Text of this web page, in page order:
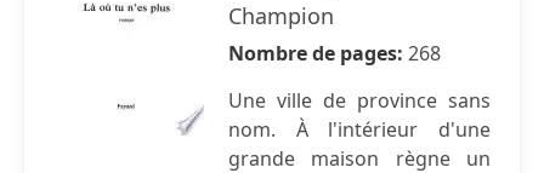
Champion
Nombre de pages: 268
Une ville de province sans
nom. À l'intérieur d'une
grande maison règne un